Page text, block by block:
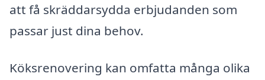
att få skräddarsydda erbjudanden som
passar just dina behov.
Köksrenovering kan omfatta många olika